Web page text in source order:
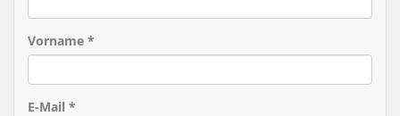
Vorname *
E-Mail *